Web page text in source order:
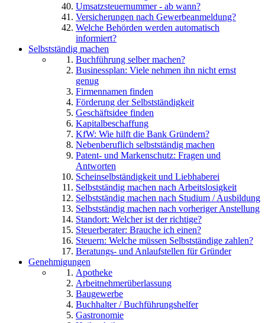
Umsatzsteuernummer - ab wann?
Versicherungen nach Gewerbeanmeldung?
Welche Behörden werden automatisch
informiert?
Selbstständig machen
Buchführung selber machen?
Businessplan: Viele nehmen ihn nicht ernst
genug
Firmennamen finden
Förderung der Selbstständigkeit
Geschäftsidee finden
Kapitalbeschaffung
KfW: Wie hilft die Bank Gründern?
Nebenberuflich selbstständig machen
Patent- und Markenschutz: Fragen und
Antworten
Scheinselbständigkeit und Liebhaberei
Selbstständig machen nach Arbeitslosigkeit
Selbstständig machen nach Studium / Ausbildung
Selbstständig machen nach vorheriger Anstellung
Standort: Welcher ist der richtige?
Steuerberater: Brauche ich einen?
Steuern: Welche müssen Selbstständige zahlen?
Beratungs- und Anlaufstellen für Gründer
Genehmigungen
Apotheke
Arbeitnehmerüberlassung
Baugewerbe
Buchhalter / Buchführungshelfer
Gastronomie